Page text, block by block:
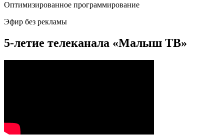
Оптимизированное программирование
Эфир без рекламы
5-летие телеканала «Малыш ТВ»